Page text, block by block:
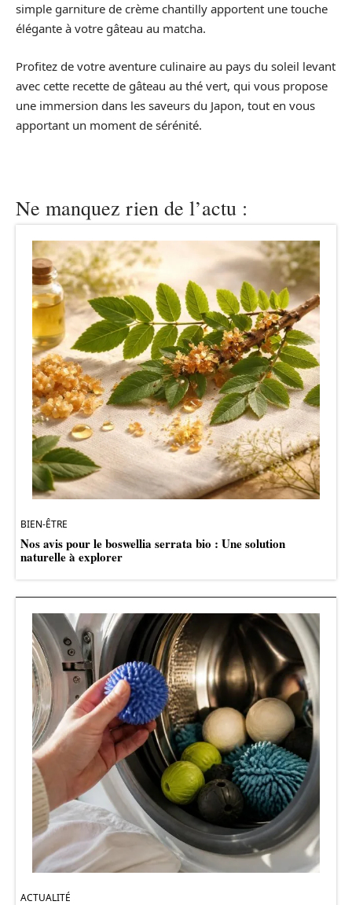
simple garniture de crème chantilly apportent une touche
élégante à votre gâteau au matcha.
Profitez de votre aventure culinaire au pays du soleil levant
avec cette recette de gâteau au thé vert, qui vous propose
une immersion dans les saveurs du Japon, tout en vous
apportant un moment de sérénité.
Ne manquez rien de l’actu :
BIEN-ÊTRE
Nos avis pour le boswellia serrata bio : Une solution
naturelle à explorer
ACTUALITÉ